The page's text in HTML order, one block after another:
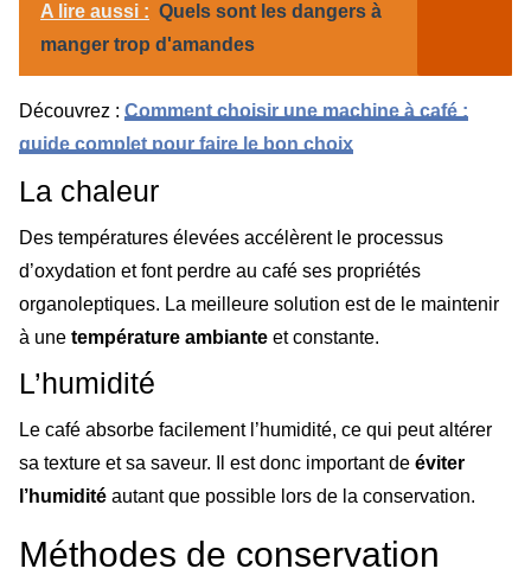
A lire aussi : Quels sont les dangers à
manger trop d'amandes
Découvrez : Comment choisir une machine à café :
guide complet pour faire le bon choix
La chaleur
Des températures élevées accélèrent le processus
d’oxydation et font perdre au café ses propriétés
organoleptiques. La meilleure solution est de le maintenir
à une température ambiante et constante.
L’humidité
Le café absorbe facilement l’humidité, ce qui peut altérer
sa texture et sa saveur. Il est donc important de éviter
l’humidité autant que possible lors de la conservation.
Méthodes de conservation